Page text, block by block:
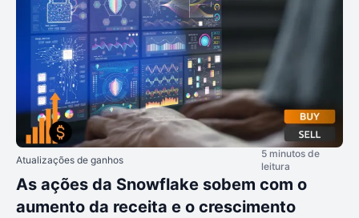
Atualizações de ganhos
5 minutos de
leitura
As ações da Snowflake sobem com o
aumento da receita e o crescimento